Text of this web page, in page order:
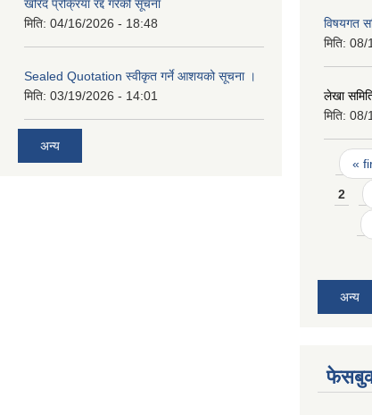
खरिद प्रक्रिया रद्द गरेको सूचना
मिति: 04/16/2026 - 18:48
Sealed Quotation स्वीकृत गर्ने आशयको सूचना ।
मिति: 03/19/2026 - 14:01
अन्य
विषयगत
मिति: 08/
लेखा
मिति: 08/
«
2
अन्य